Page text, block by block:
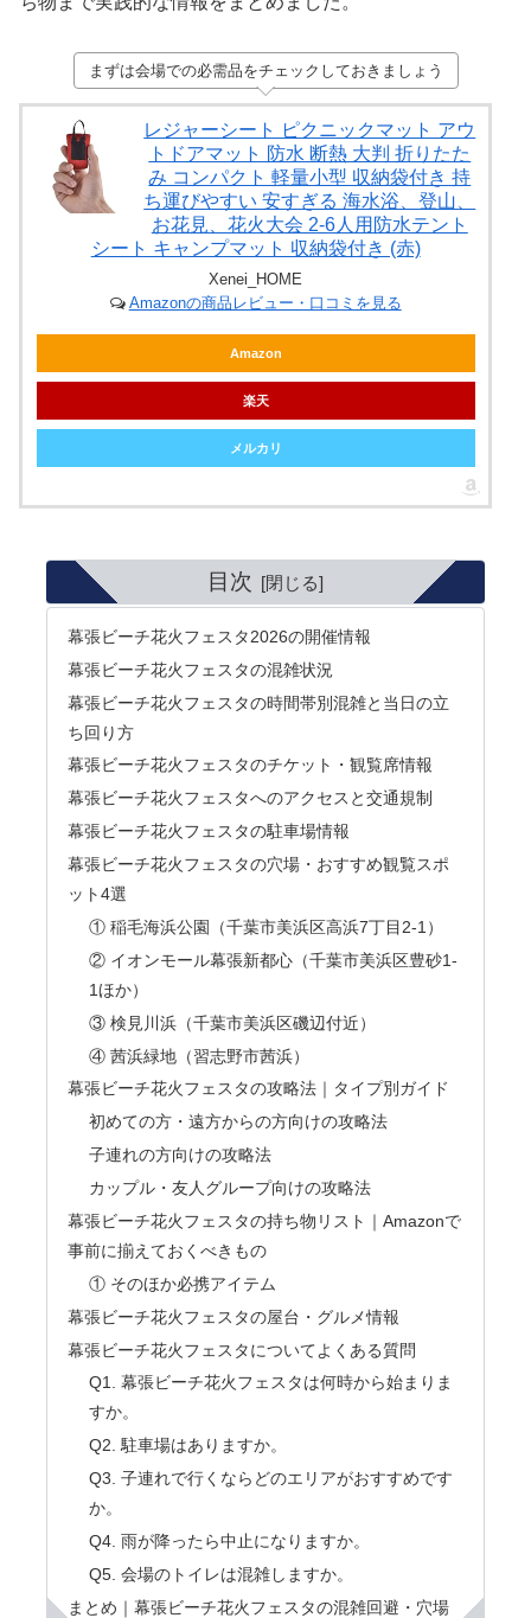
まずは会場での必需品をチェックしておきましょう
レジャーシート ピクニックマット アウ
トドアマット 防水 断熱 大判 折りたた
み コンパクト 軽量小型 収納袋付き 持
ち運びやすい 安すぎる 海水浴、登山、
お花見、花火大会 2-6人用防水テント
シート キャンプマット 収納袋付き (赤)
Xenei_HOME
Amazonの商品レビュー・口コミを見る
Amazon
楽天
メルカリ
目次
幕張ビーチ花火フェスタ2026の開催情報
幕張ビーチ花火フェスタの混雑状況
幕張ビーチ花火フェスタの時間帯別混雑と当日の立
ち回り方
幕張ビーチ花火フェスタのチケット・観覧席情報
幕張ビーチ花火フェスタへのアクセスと交通規制
幕張ビーチ花火フェスタの駐車場情報
幕張ビーチ花火フェスタの穴場・おすすめ観覧スポ
ット4選
① 稲毛海浜公園（千葉市美浜区高浜7丁目2-1）
② イオンモール幕張新都心（千葉市美浜区豊砂1-
1ほか）
③ 検見川浜（千葉市美浜区磯辺付近）
④ 茜浜緑地（習志野市茜浜）
幕張ビーチ花火フェスタの攻略法｜タイプ別ガイド
初めての方・遠方からの方向けの攻略法
子連れの方向けの攻略法
カップル・友人グループ向けの攻略法
幕張ビーチ花火フェスタの持ち物リスト｜Amazonで
事前に揃えておくべきもの
① そのほか必携アイテム
幕張ビーチ花火フェスタの屋台・グルメ情報
幕張ビーチ花火フェスタについてよくある質問
Q1. 幕張ビーチ花火フェスタは何時から始まりま
すか。
Q2. 駐車場はありますか。
Q3. 子連れで行くならどのエリアがおすすめです
か。
Q4. 雨が降ったら中止になりますか。
Q5. 会場のトイレは混雑しますか。
まとめ｜幕張ビーチ花火フェスタの混雑回避・穴場